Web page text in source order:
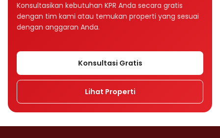
Konsultasikan kebutuhan KPR Anda secara gratis
dengan tim kami atau temukan properti yang sesuai
dengan anggaran Anda.
Konsultasi Gratis
Lihat Properti